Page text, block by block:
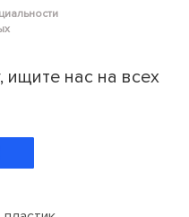
ищите нас на всех